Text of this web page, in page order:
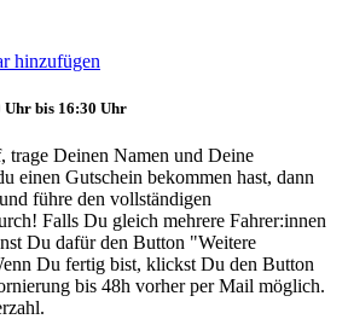
hinzufügen
Uhr bis 16:30 Uhr
trage Deinen Namen und Deine
einen Gutschein bekommen hast, dann
führe den vollständigen
Falls Du gleich mehrere Fahrer:innen
Du dafür den Button "Weitere
Du fertig bist, klickst Du den Button
bis 48h vorher per Mail möglich.